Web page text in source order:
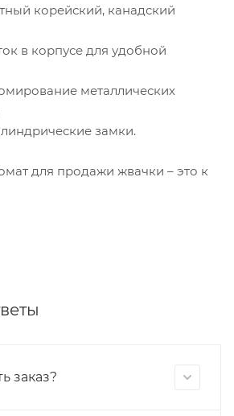
корейский, канадский
в корпусе для удобной
металлических
замки.
для продажи жвачки – это к
заказ?